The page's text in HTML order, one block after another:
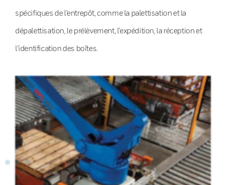
spécifiques de l’entrepôt, comme la palettisation et la
dépalettisation, le prélèvement, l’expédition, la réception et
l’identification des boîtes.